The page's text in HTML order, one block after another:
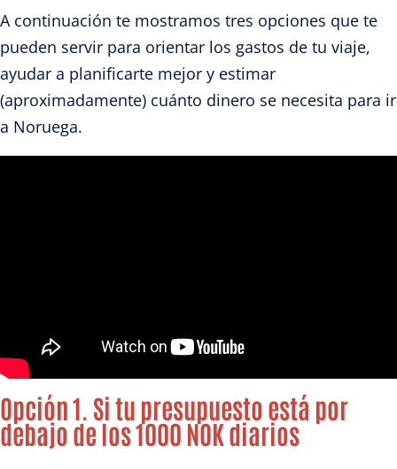
A continuación te mostramos tres opciones que te
pueden servir para orientar los gastos de tu viaje,
ayudar a planificarte mejor y estimar
(aproximadamente) cuánto dinero se necesita para ir
a Noruega.
Opción 1. Si tu presupuesto está por
debajo de los 1000 NOK diarios